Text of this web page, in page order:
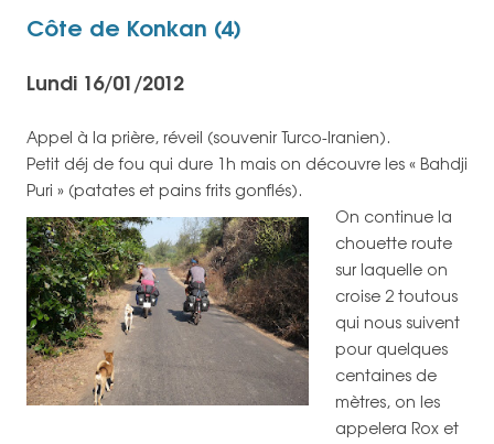
Côte de Konkan (4)
Lundi 16/01/2012
Appel à la prière, réveil (souvenir Turco-Iranien).
Petit déj de fou qui dure 1h mais on découvre les « Bahdji
Puri » (patates et pains frits gonflés).
On continue la
chouette route
sur laquelle on
croise 2 toutous
qui nous suivent
pour quelques
centaines de
mètres, on les
appelera Rox et